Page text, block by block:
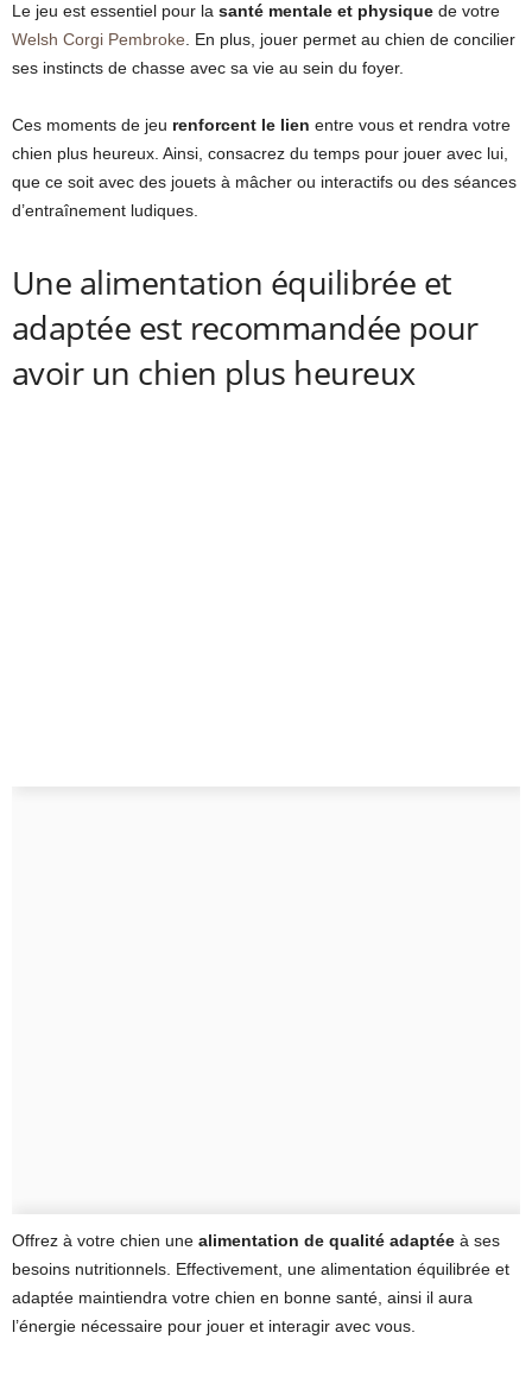
Le jeu est essentiel pour la santé mentale et physique de votre
Welsh Corgi Pembroke . En plus, jouer permet au chien de concilier
ses instincts de chasse avec sa vie au sein du foyer.
Ces moments de jeu renforcent le lien entre vous et rendra votre
chien plus heureux. Ainsi, consacrez du temps pour jouer avec lui,
que ce soit avec des jouets à mâcher ou interactifs ou des séances
d’entraînement ludiques.
Une alimentation équilibrée et
adaptée est recommandée pour
avoir un chien plus heureux
Offrez à votre chien une alimentation de qualité adaptée à ses
besoins nutritionnels. Effectivement, une alimentation équilibrée et
adaptée maintiendra votre chien en bonne santé, ainsi il aura
l’énergie nécessaire pour jouer et interagir avec vous.